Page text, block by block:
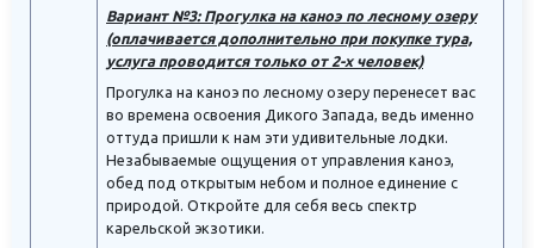
Вариант №3: Прогулка на каноэ по лесному озеру
(оплачивается дополнительно при покупке тура,
услуга проводится только от 2-х человек)
Прогулка на каноэ по лесному озеру перенесет вас
во времена освоения Дикого Запада, ведь именно
оттуда пришли к нам эти удивительные лодки.
Незабываемые ощущения от управления каноэ,
обед под открытым небом и полное единение с
природой. Откройте для себя весь спектр
карельской экзотики.